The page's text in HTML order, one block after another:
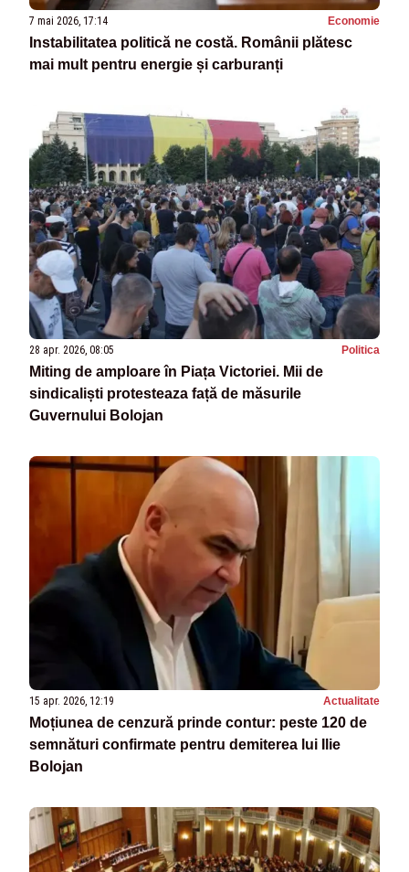
7 mai 2026, 17:14 Economie
Instabilitatea politică ne costă. Românii plătesc
mai mult pentru energie și carburanți
28 apr. 2026, 08:05 Politica
Miting de amploare în Piața Victoriei. Mii de
sindicaliști protesteaza față de măsurile
Guvernului Bolojan
15 apr. 2026, 12:19 Actualitate
Moțiunea de cenzură prinde contur: peste 120 de
semnături confirmate pentru demiterea lui Ilie
Bolojan